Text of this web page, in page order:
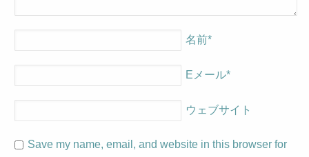
名前*
Eメール*
ウェブサイト
Save my name, email, and website in this browser for